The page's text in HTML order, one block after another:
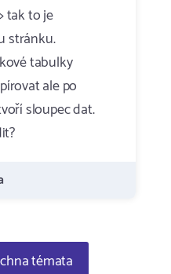
tak to je
stránku.
tabulky
ale po
sloupec dat.
témata